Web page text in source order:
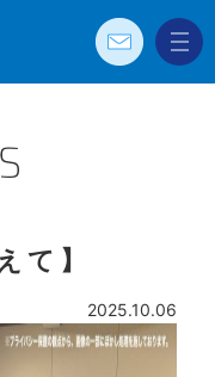
お問
メニ
て】
2025.10.06